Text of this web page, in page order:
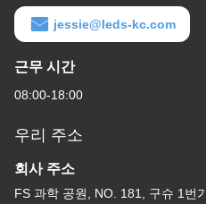
jessie@leds-kc.com
근무 시간
08:00-18:00
우리 주소
회사 주소
FS 과학 공원, NO. 181, 구슈 1번